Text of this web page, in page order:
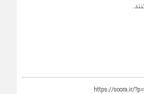
https://soora.ir/